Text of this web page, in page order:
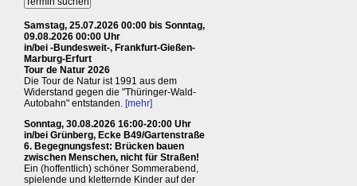
Samstag, 25.07.2026 00:00 bis Sonntag,
09.08.2026 00:00 Uhr
in/bei -Bundesweit-, Frankfurt-Gießen-
Marburg-Erfurt
Tour de Natur 2026
Die Tour de Natur ist 1991 aus dem
Widerstand gegen die "Thüringer-Wald-
Autobahn" entstanden. [mehr]
Sonntag, 30.08.2026 16:00-20:00 Uhr
in/bei Grünberg, Ecke B49/Gartenstraße
6. Begegnungsfest: Brücken bauen
zwischen Menschen, nicht für Straßen!
Ein (hoffentlich) schöner Sommerabend,
spielende und kletternde Kinder auf der